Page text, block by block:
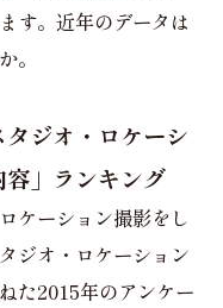
す。近年のデータは
。
ジオ・ロケーシ
」ランキング
ケーション撮影をし
ジオ・ロケーション
た2015年のアンケー